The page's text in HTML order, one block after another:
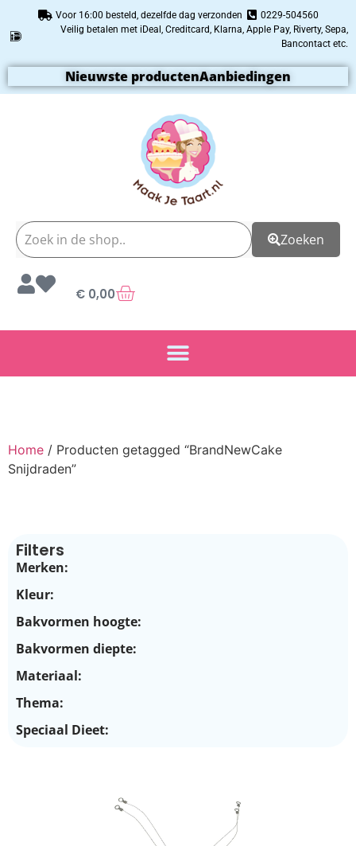
Voor 16:00 besteld, dezelfde dag verzonden
0229-504560
Veilig betalen met iDeal, Creditcard, Klarna, Apple Pay, Riverty, Sepa,
Bancontact etc.
Nieuwste productenAanbiedingen
Zoeken
€ 0,00
Home / Producten getagged “BrandNewCake
Snijdraden”
Filters
Merken:
Kleur:
Bakvormen hoogte:
Bakvormen diepte:
Materiaal:
Thema:
Speciaal Dieet: